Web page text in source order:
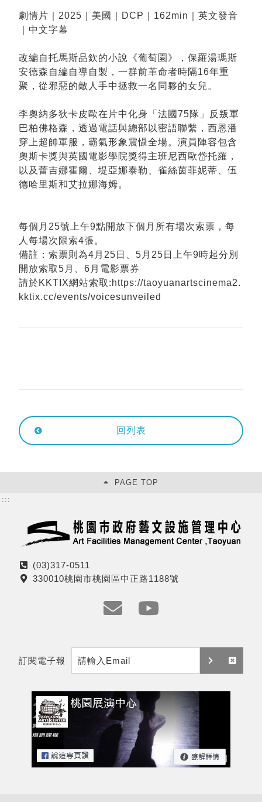
劇情片｜2025｜美國｜DCP｜162min｜英文發音
｜中文字幕
改編自托馬斯品欽的小說《葡萄園》，保羅湯瑪斯
安德森自編自導自製，一群前革命者時隔16年重
聚，從邪惡的敵人手中拯救一名同夥的女兒。
李奧納多狄卡皮歐在片中化身「法國75隊」反叛軍
巴柏佛格森，透過電話與總部以密語聯繫，西恩潘
穿上超帥軍服，霸氣形象震懾全場。演員陣容包含
奧斯卡獎與英國電影學院獎得主班尼西歐岱托羅，
以及蕾吉娜霍爾、堤亞娜泰勒、雀絲茵菲妮蒂、伍
德哈里斯和艾拉娜海姆。
每個月25號上午9點開放下個月所有場次索票，每
人每場次限索4張。
備註：索票則為4月25日、5月25日上午9時起分別
開放索取5月、6月電影票券
請於KKTIX網站索取:https://taoyuanartscinema2.
kktix.cc/events/voicesunveiled
回列表
PAGE TOP
:::
電
話
(03)317-0511
地
330010桃園市桃園區中正路1188號
m
a
i
l
t
訂閱電子報
訂 取